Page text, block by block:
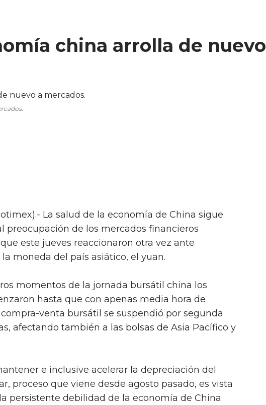
china arrolla de nuevo
La salud de la economía de China sigue
preocupación de los mercados financieros
este jueves reaccionaron otra vez ante
moneda del país asiático, el yuan.
momentos de la jornada bursátil china los
hasta que con apenas media hora de
venta bursátil se suspendió por segunda
afectando también a las bolsas de Asia Pacífico y
e inclusive acelerar la depreciación del
proceso que viene desde agosto pasado, es vista
persistente debilidad de la economía de China.